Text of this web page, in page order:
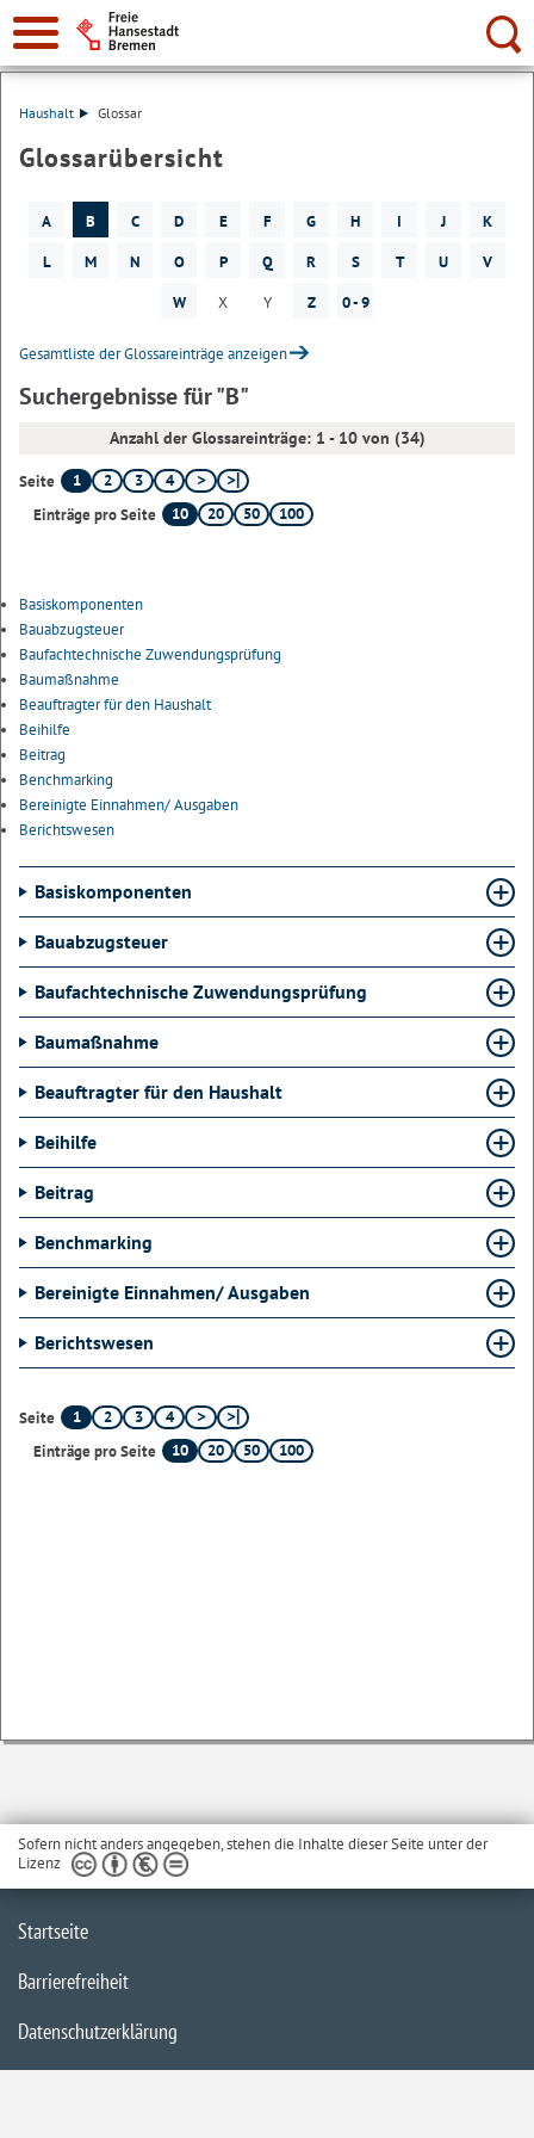
Suche:
Haushalt Glossar
Glossarübersicht
A B C D E F G H I J
K
L
M N O P Q R S T U
V
W
X Y Z 0 - 9
Gesamtliste der Glossareinträge anzeigen
Suchergebnisse für "B"
Anzahl der Glossareinträge: 1 - 10 von (34)
Seite 1 2 3
4
Einträge pro Seite
10 20 50 100
Basiskomponenten
Bauabzugsteuer
Baufachtechnische Zuwendungsprüfung
Baumaßnahme
Beauftragter für den Haushalt
Beihilfe
Beitrag
Benchmarking
Bereinigte Einnahmen/ Ausgaben
Berichtswesen
Basiskomponenten
Bauabzugsteuer
Baufachtechnische Zuwendungsprüfung
Baumaßnahme
Beauftragter für den Haushalt
Beihilfe
Beitrag
Benchmarking
Bereinigte Einnahmen/ Ausgaben
Berichtswesen
Seite 1 2 3
4
Einträge pro Seite
10 20 50 100
Sofern nicht anders angegeben, stehen die Inhalte dieser Seite unter der
Lizenz
Startseite
Barrierefreiheit
Datenschutzerklärung